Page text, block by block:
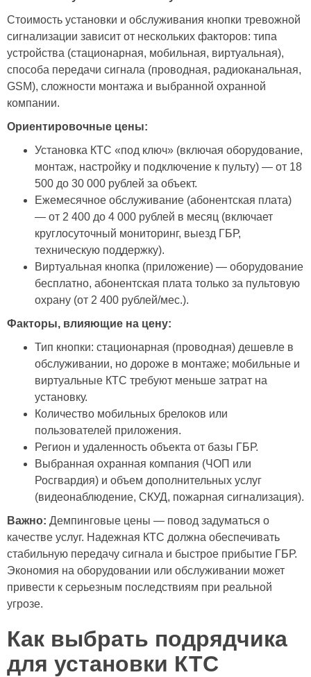
Стоимость установки и обслуживания кнопки тревожной
сигнализации зависит от нескольких факторов: типа
устройства (стационарная, мобильная, виртуальная),
способа передачи сигнала (проводная, радиоканальная,
GSM), сложности монтажа и выбранной охранной
компании.
Ориентировочные цены:
Установка КТС «под ключ» (включая оборудование,
монтаж, настройку и подключение к пульту) — от 18
500 до 30 000 рублей за объект.
Ежемесячное обслуживание (абонентская плата)
— от 2 400 до 4 000 рублей в месяц (включает
круглосуточный мониторинг, выезд ГБР,
техническую поддержку).
Виртуальная кнопка (приложение) — оборудование
бесплатно, абонентская плата только за пультовую
охрану (от 2 400 рублей/мес.).
Факторы, влияющие на цену:
Тип кнопки: стационарная (проводная) дешевле в
обслуживании, но дороже в монтаже; мобильные и
виртуальные КТС требуют меньше затрат на
установку.
Количество мобильных брелоков или
пользователей приложения.
Регион и удаленность объекта от базы ГБР.
Выбранная охранная компания (ЧОП или
Росгвардия) и объем дополнительных услуг
(видеонаблюдение, СКУД, пожарная сигнализация).
Важно: Демпинговые цены — повод задуматься о
качестве услуг. Надежная КТС должна обеспечивать
стабильную передачу сигнала и быстрое прибытие ГБР.
Экономия на оборудовании или обслуживании может
привести к серьезным последствиям при реальной
угрозе.
Как выбрать подрядчика
для установки КТС